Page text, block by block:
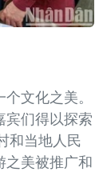
文化之美。
宾们得以探索
和当地人民
之美被推广和